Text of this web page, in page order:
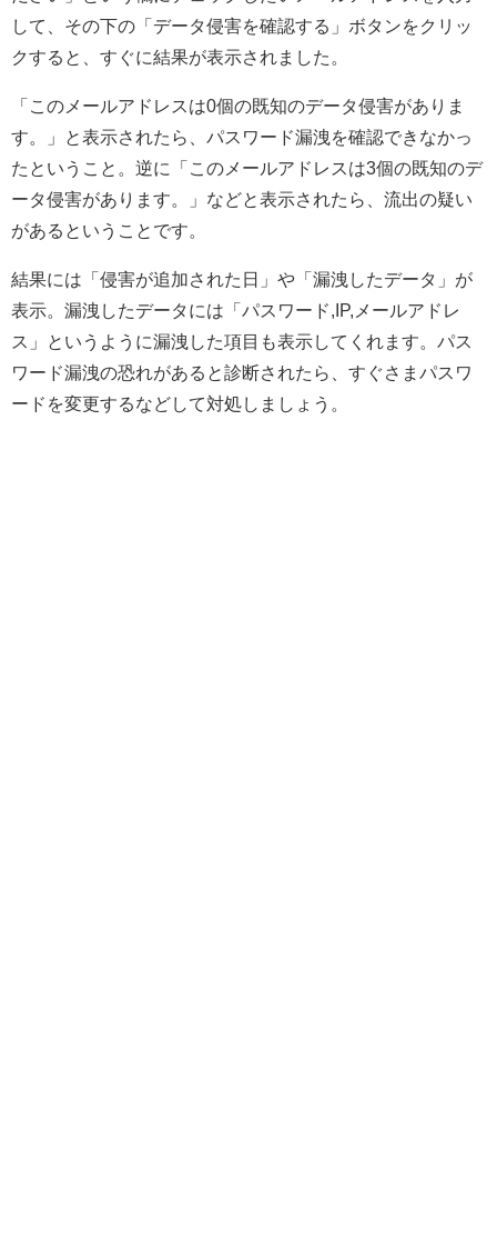
して、その下の「データ侵害を確認する」ボタンをクリッ
クすると、すぐに結果が表示されました。
「このメールアドレスは0個の既知のデータ侵害がありま
す。」と表示されたら、パスワード漏洩を確認できなかっ
たということ。逆に「このメールアドレスは3個の既知のデ
ータ侵害があります。」などと表示されたら、流出の疑い
があるということです。
結果には「侵害が追加された日」や「漏洩したデータ」が
表示。漏洩したデータには「パスワード,IP,メールアドレ
ス」というように漏洩した項目も表示してくれます。パス
ワード漏洩の恐れがあると診断されたら、すぐさまパスワ
ードを変更するなどして対処しましょう。